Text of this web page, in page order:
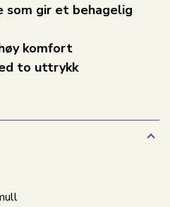
som gir et behagelig
komfort
to uttrykk